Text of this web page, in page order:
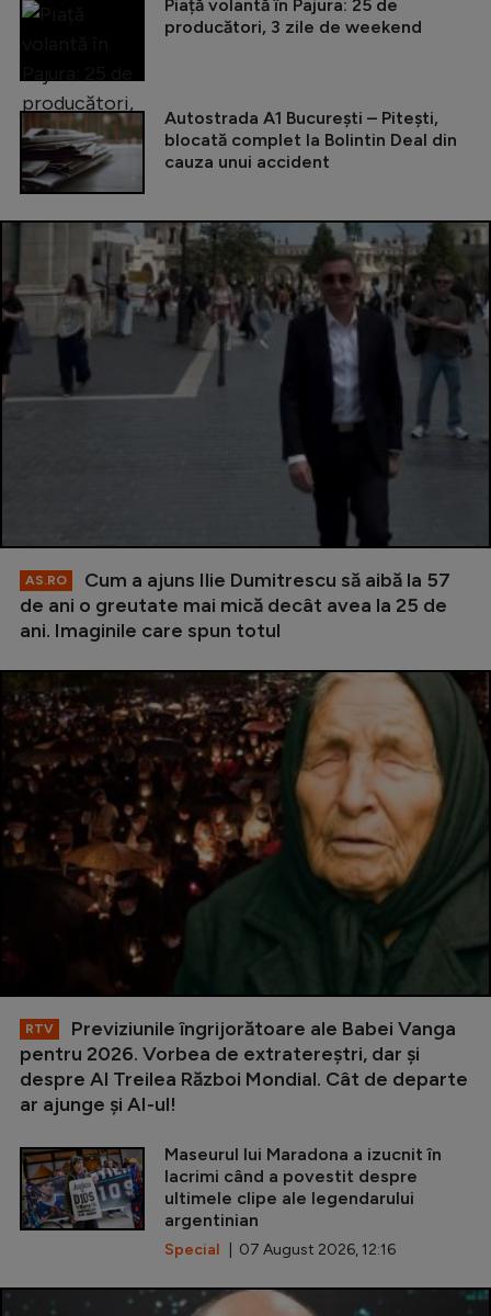
Piață volantă în Pajura: 25 de
producători, 3 zile de weekend
Autostrada A1 București – Pitești,
blocată complet la Bolintin Deal din
cauza unui accident
AS.RO
Cum a ajuns Ilie Dumitrescu să aibă la 57
de ani o greutate mai mică decât avea la 25 de
ani. Imaginile care spun totul
RTV
Previziunile îngrijorătoare ale Babei Vanga
pentru 2026. Vorbea de extratereștri, dar și
despre Al Treilea Război Mondial. Cât de departe
ar ajunge și AI-ul!
Maseurul lui Maradona a izucnit în
lacrimi când a povestit despre
ultimele clipe ale legendarului
argentinian
Special | 07 August 2026, 12:16